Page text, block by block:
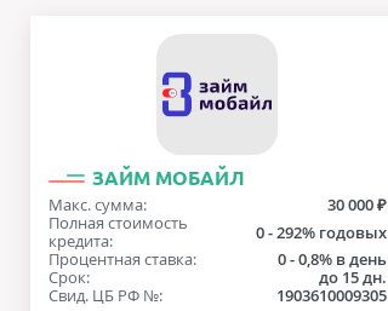
ЗАЙМ МОБАЙЛ
Макс. сумма:
30 000 ₽
Полная стоимость
кредита:
0 - 292% годовых
Процентная ставка:
0 - 0,8% в день
Срок:
до 15 дн.
Свид. ЦБ РФ №:
1903610009305